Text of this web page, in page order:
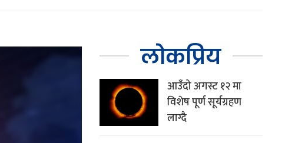
लोकप्रिय
आउँदो अगस्ट १२ मा
विशेष पूर्ण सूर्यग्रहण
लाग्दै